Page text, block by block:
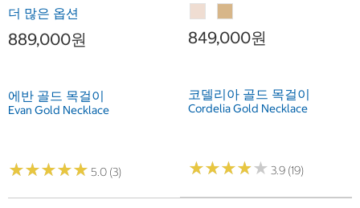
더 많은 옵션
889,000원
에반 골드 목걸이
Evan Gold Necklace
★★★★★
★★★★★ 5.0 (3)
849,000원
코델리아 골드 목걸이
Cordelia Gold Necklace
★★★★★
★★★★★ 3.9 (19)